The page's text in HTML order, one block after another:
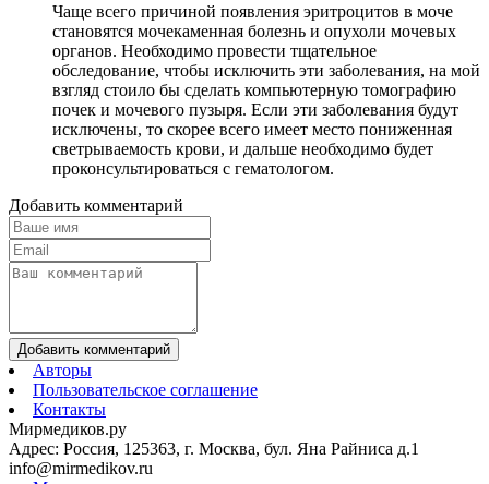
Чаще всего причиной появления эритроцитов в моче
становятся мочекаменная болезнь и опухоли мочевых
органов. Необходимо провести тщательное
обследование, чтобы исключить эти заболевания, на мой
взгляд стоило бы сделать компьютерную томографию
почек и мочевого пузыря. Если эти заболевания будут
исключены, то скорее всего имеет место пониженная
светрываемость крови, и дальше необходимо будет
проконсультироваться с гематологом.
Добавить комментарий
Добавить комментарий
Авторы
Пользовательское соглашение
Контакты
Мирмедиков.ру
Адрес: Россия, 125363, г. Москва, бул. Яна Райниса д.1
info@mirmedikov.ru